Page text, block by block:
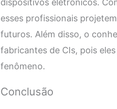
dispositivos eletrônicos.
esses profissionais
futuros. Além disso, o
fabricantes de CIs, pois
fenômeno.
Conclusão